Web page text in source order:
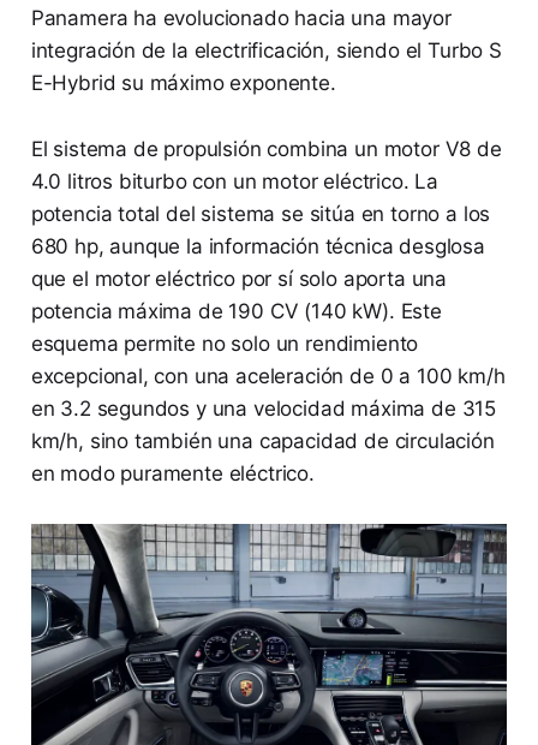
Panamera ha evolucionado hacia una mayor
integración de la electrificación, siendo el Turbo S
E-Hybrid su máximo exponente.
El sistema de propulsión combina un motor V8 de
4.0 litros biturbo con un motor eléctrico. La
potencia total del sistema se sitúa en torno a los
680 hp, aunque la información técnica desglosa
que el motor eléctrico por sí solo aporta una
potencia máxima de 190 CV (140 kW). Este
esquema permite no solo un rendimiento
excepcional, con una aceleración de 0 a 100 km/h
en 3.2 segundos y una velocidad máxima de 315
km/h, sino también una capacidad de circulación
en modo puramente eléctrico.